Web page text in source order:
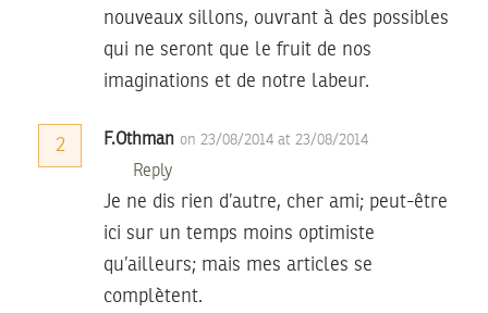
nouveaux sillons, ouvrant à des possibles
qui ne seront que le fruit de nos
imaginations et de notre labeur.
2 F.Othman on 23/08/2014 at 23/08/2014
Reply
Je ne dis rien d’autre, cher ami; peut-être
ici sur un temps moins optimiste
qu’ailleurs; mais mes articles se
complètent.